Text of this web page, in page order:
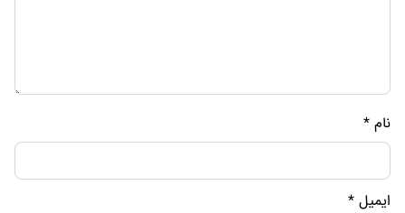
نام *
ایمیل *